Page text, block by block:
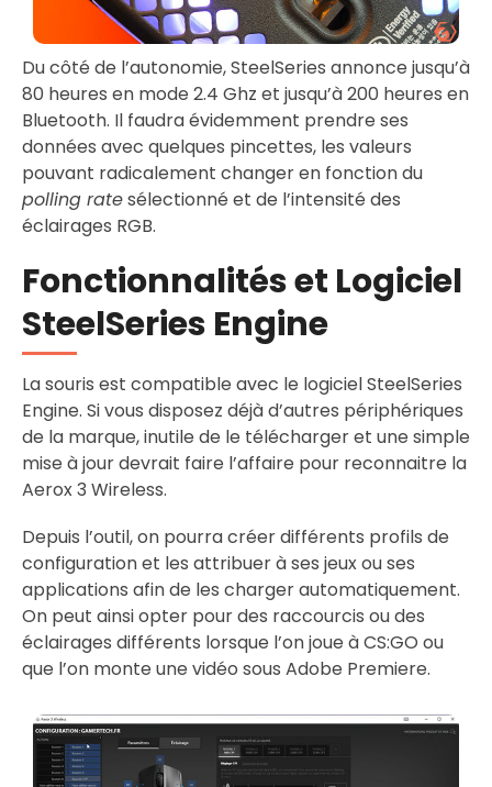
Du côté de l’autonomie, SteelSeries annonce jusqu’à
80 heures en mode 2.4 Ghz et jusqu’à 200 heures en
Bluetooth. Il faudra évidemment prendre ses
données avec quelques pincettes, les valeurs
pouvant radicalement changer en fonction du
polling ratesélectionné et de l’intensité des
éclairages RGB.
Fonctionnalités et Logiciel
SteelSeries Engine
La souris est compatible avec le logiciel SteelSeries
Engine. Si vous disposez déjà d’autres périphériques
de la marque, inutile de le télécharger et une simple
mise à jour devrait faire l’affaire pour reconnaitre la
Aerox 3 Wireless.
Depuis l’outil, on pourra créer différents profils de
configuration et les attribuer à ses jeux ou ses
applications afin de les charger automatiquement.
On peut ainsi opter pour des raccourcis ou des
éclairages différents lorsque l’on joue à CS:GO ou
que l’on monte une vidéo sous Adobe Premiere.